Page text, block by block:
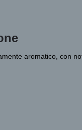
aromatico, con